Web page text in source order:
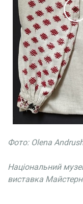
Фото: Olena
Національний
виставка